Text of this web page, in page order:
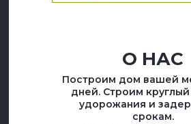
О НАС
Построим дом вашей
дней. Строим
удорожания и
срокам.